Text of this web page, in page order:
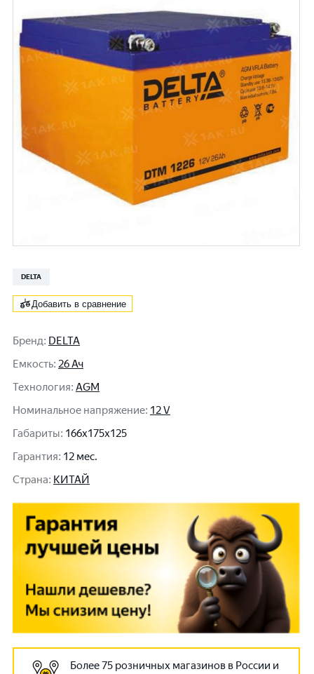
DELTA
Добавить в сравнение
Бренд: DELTA
Емкость: 26 Ач
Технология: AGM
Номинальное напряжение: 12 V
Габариты: 166x175x125
Гарантия: 12 мес.
Cтрана: КИТАЙ
Более 75 розничных магазинов в России и